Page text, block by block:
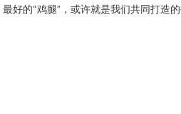
好的“鸡腿”，或许就是我们共同打造